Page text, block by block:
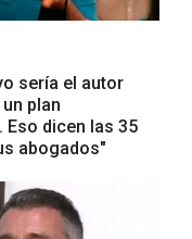
sería el autor
plan
Eso dicen las 35
abogados"